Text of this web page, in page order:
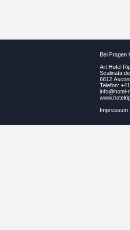
Bei Fragen
Art Hotel
Scalinata
6612
Telefon:
info@hotel-
Impressum